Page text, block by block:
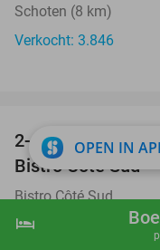
shopping_cart
hotel
Schoten (8 km)
Verkocht: 3.846
2-gangenlunch
Bistro Côté Sud
Bistro Côté Sud
Kontich (7 km)
OPEN IN